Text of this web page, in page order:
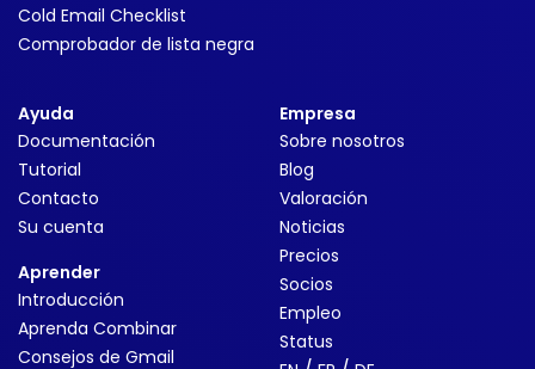
Cold Email Checklist
Comprobador de lista negra
Ayuda
Documentación
Tutorial
Contacto
Su cuenta
Aprender
Introducción
Aprenda Combinar
Consejos de Gmail
Empresa
Sobre nosotros
Blog
Valoración
Noticias
Precios
Socios
Empleo
Status